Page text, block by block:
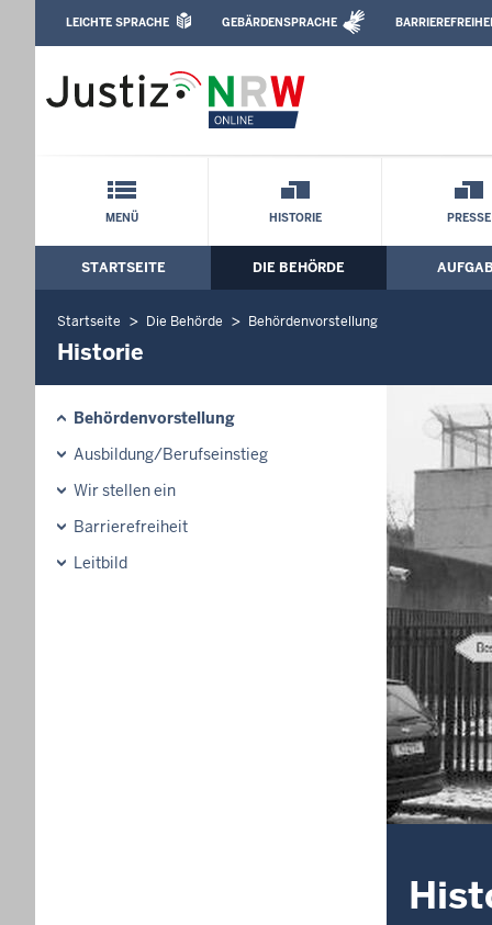
Justizvollzugsanstalt Wuppertal-
Leichte Sprache, Gebärdensprachenvideo
LEICHTE SPRACHE GEBÄRDENSPRACHE
Schnellnavigation mit Volltext-Suche
MENÜ HISTORIE PRESSE
Hauptmenü: Hauptnavigation
STARTSEITE DIE BEHÖRDE
Startseite Die Behörde Behördenvorstellung
Historie
Behördenvorstellung
Ausbildung/Berufseinstieg
Wir stellen ein
Barrierefreiheit
Leitbild